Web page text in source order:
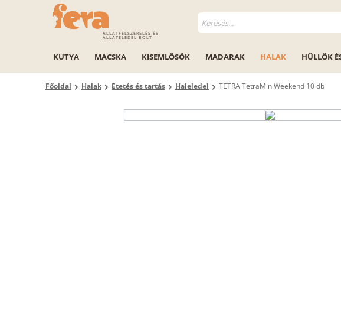
ÁLLATFELSZERELÉS ÉS
ÁLLATELEDEL BOLT
KUTYA MACSKA KISEMLŐSÖK MADARAK HALAK HÜLLŐK
Főoldal Halak Etetés és tartás Haleledel TETRA TetraMin Weekend 10 db